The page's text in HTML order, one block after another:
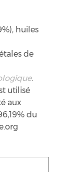
huiles
de
.
utilisé
aux
du